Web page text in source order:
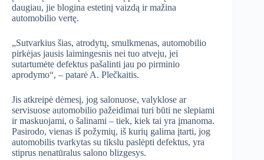
daugiau, jie blogina estetinį vaizdą ir mažina
automobilio vertę.
„Sutvarkius šias, atrodytų, smulkmenas, automobilio
pirkėjas jausis laimingesnis nei tuo atveju, jei
sutartumėte defektus pašalinti jau po pirminio
aprodymo“, – patarė A. Plečkaitis.
Jis atkreipė dėmesį, jog salonuose, valyklose ar
servisuose automobilio pažeidimai turi būti ne slepiami
ir maskuojami, o šalinami – tiek, kiek tai yra įmanoma.
Pasirodo, vienas iš požymių, iš kurių galima įtarti, jog
automobilis tvarkytas su tikslu paslėpti defektus, yra
stiprus nenatūralus salono blizgesys.